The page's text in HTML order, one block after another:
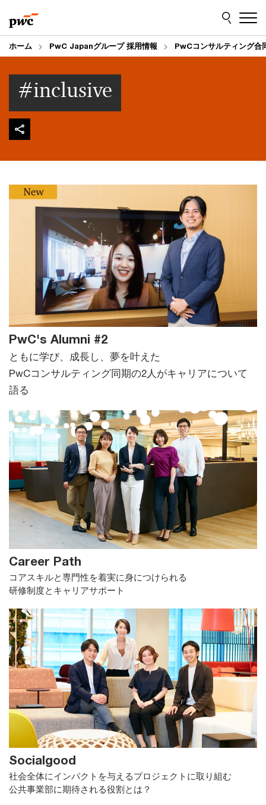
to
content
to
footer
ホーム PwC Japanグループ 採用情報 PwCコンサルティング合
#inclusive
PwC's Alumni #2
ともに学び、成長し、夢を叶えた
PwCコンサルティング同期の2人がキャリアについて
語る
Career Path
コアスキルと専門性を着実に身につけられる
研修制度とキャリアサポート
Socialgood
社会全体にインパクトを与えるプロジェクトに取り組む
公共事業部に期待される役割とは？